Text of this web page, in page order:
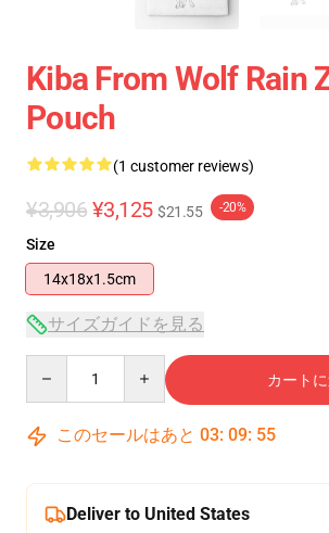
Kiba From Wolf Rain
Pouch
(1 customer reviews)
¥3,906 ¥3,125 $21.55 -20%
Size
14x18x1.5cm
サイズガイドを見る
カート
このセールはあと 03: 09: 55
Deliver to United States